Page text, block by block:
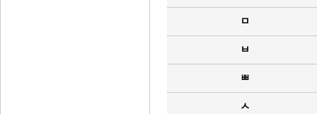
ㅁ
ㅂ
ㅃ
ㅅ